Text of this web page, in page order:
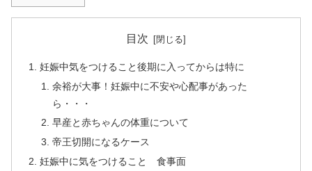
目次
妊娠中気をつけること後期に入ってからは特に
余裕が大事！妊娠中に不安や心配事があった
ら・・・
早産と赤ちゃんの体重について
帝王切開になるケース
妊娠中に気をつけること 食事面